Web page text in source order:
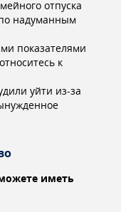
отпуска
надуманным
показателями
к
уйти из-за
иметь